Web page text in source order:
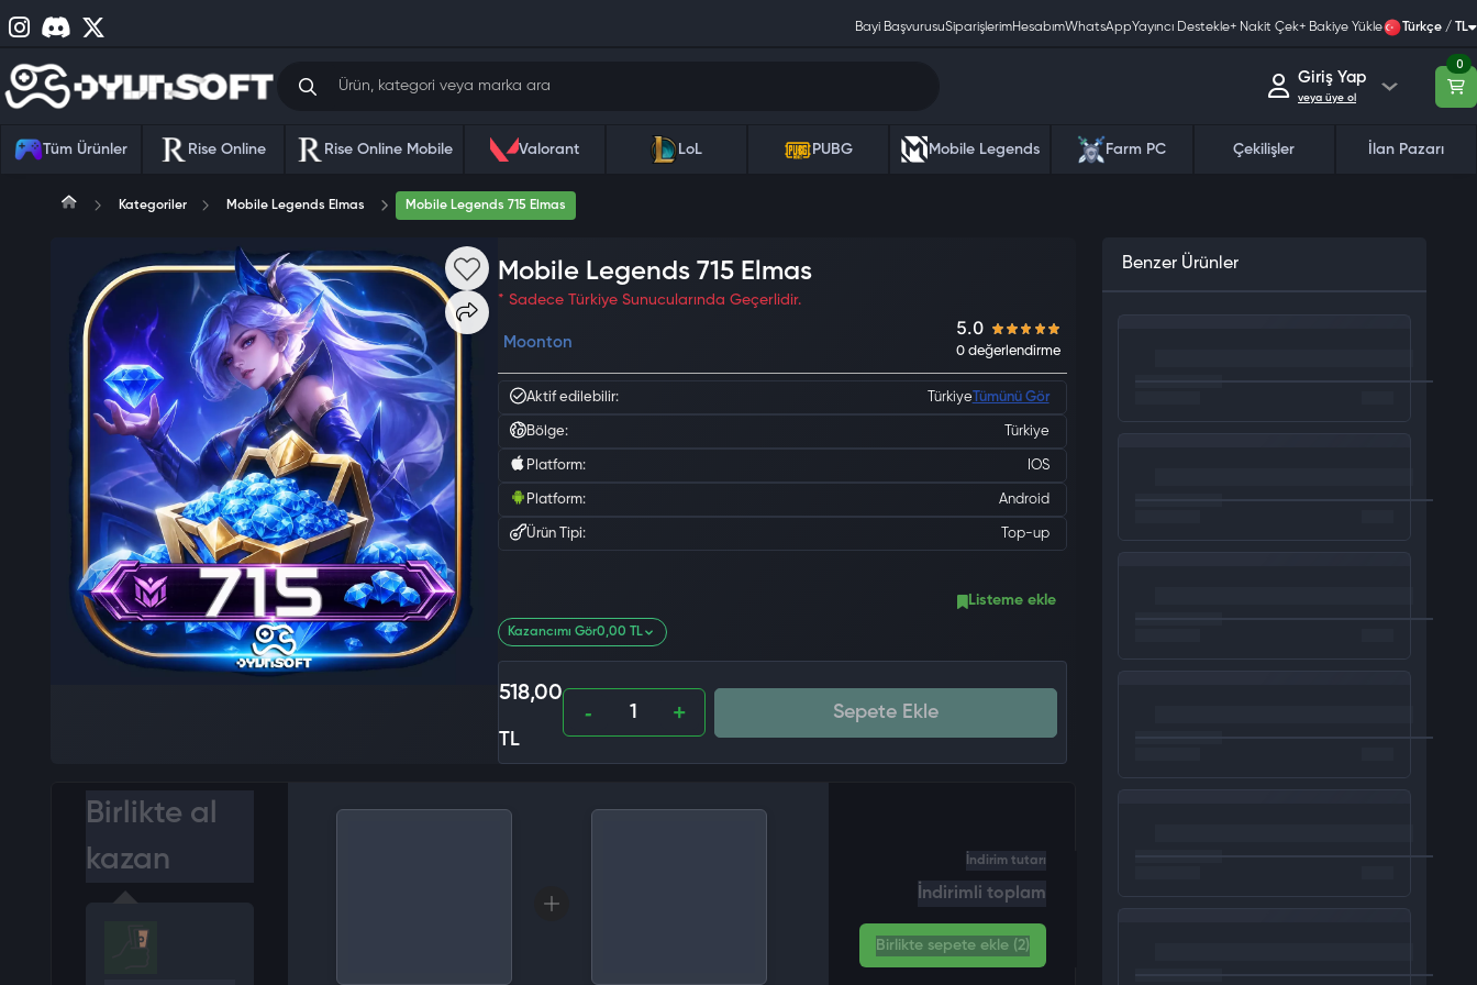
Bayi BaşvurusuSiparişlerimHesabımWhatsAppYayıncı Destekle+ Nakit Çek+ Bakiye Yükle Türkçe / TL
Giriş Yap
veya üye ol
0
Tüm Ürünler Rise Online Rise Online Mobile Valorant LoL PUBG Mobile Legends Farm PC Çekilişler İlan Pazarı
Kategoriler Mobile Legends Elmas Mobile Legends 715 Elmas
Mobile Legends 715 Elmas
* Sadece Türkiye Sunucularında Geçerlidir.
Moonton
0 değerlendirme
Aktif edilebilir: Türkiye Tümünü Gör
Bölge: Türkiye
Platform: IOS
Platform: Android
Ürün Tipi: Top-up
Listeme ekle
Kazancımı Gör0,00 TL
518,00
TL
Sepete Ekle
Birlikte al
kazan
İndirim tutarı
İndirimli toplam
Birlikte sepete ekle (2)
Benzer Ürünler